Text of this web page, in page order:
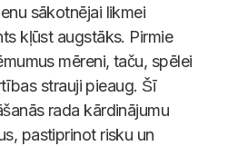
sākotnējai likmei
kļūst augstāks. Pirmie
mēreni, taču, spēlei
strauji pieaug. Šī
rada kārdinājumu
pastiprinot risku un